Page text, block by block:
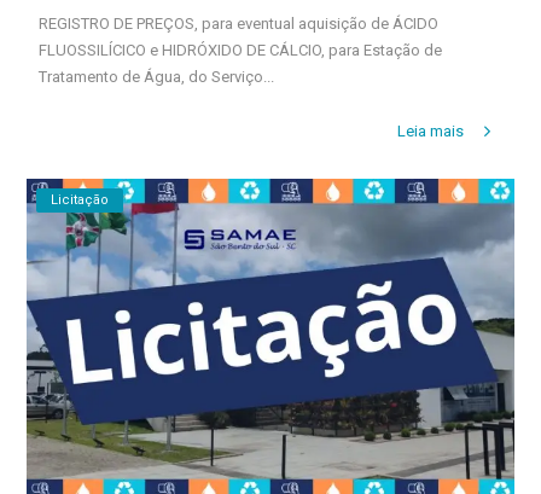
REGISTRO DE PREÇOS, para eventual aquisição de ÁCIDO
FLUOSSILÍCICO e HIDRÓXIDO DE CÁLCIO, para Estação de
Tratamento de Água, do Serviço...
Leia mais
Licitação